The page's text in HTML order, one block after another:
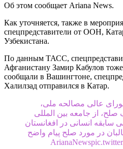
Об этом сообщает Ariana News.
Как уточняется, также в
спецпредставители от ООН,
Узбекистана.
По данным ТАСС,
Афганистану Замир Кабулов
сообщали в Вашингтоне,
Халилзад отправился в Катар.
عالی مصالحه ملی،
از جامعه بین المللی
سابقه انسانی در افغانستان
در مورد صلح پیام واضح